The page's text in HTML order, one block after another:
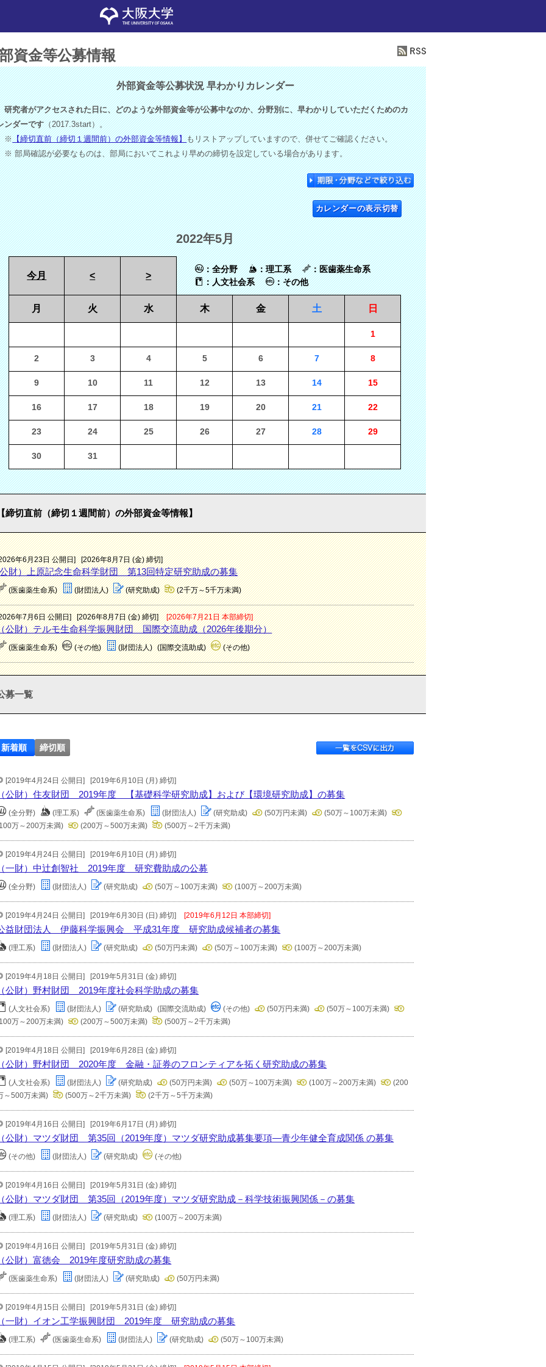
資金等公募情報
外部資金等公募状況 早わかりカレンダー
究者がアクセスされた日に、どのような外部資金等が公募中なのか、分野別に、早わかりしていただくためのカ
ンダーです（2017.3start）。
【締切直前（締切１週間前）の外部資金等情報】もリストアップしていますので、併せてご確認ください。
部局確認が必要なものは、部局においてこれより早めの締切を設定している場合があります。
カレンダーの表示切替
2022年5月
今月 < >
：全分野 ：理工系
：医歯薬生命系
：人文社会系
：その他
月 火 水 木 金 土 日
1
2 3 4 5 6 7 8
9 10 11 12 13 14 15
16 17 18 19 20 21 22
23 24 25 26 27 28 29
30 31
【締切直前（締切１週間前）の外部資金等情報】
年6月23日 公開日] [2026年8月7日 (金) 締切]
財）上原記念生命科学財団 第13回特定研究助成の募集
(医歯薬生命系) (財団法人) (研究助成) (2千万～5千万未満)
年7月6日 公開日] [2026年8月7日 (金) 締切] [2026年7月21日 本部締切]
公財）テルモ生命科学振興財団 国際交流助成（2026年後期分）
(医歯薬生命系) (その他) (財団法人) (国際交流助成) (その他)
募一覧
新着順 締切順
[2019年4月24日 公開日] [2019年6月10日 (月) 締切]
（公財）住友財団 2019年度 【基礎科学研究助成】および【環境研究助成】の募集
(全分野) (理工系) (医歯薬生命系) (財団法人) (研究助成) (50万円未満)
(50万～100万未満)
万～200万未満)
(200万～500万未満) (500万～2千万未満)
[2019年4月24日 公開日] [2019年6月10日 (月) 締切]
（一財）中辻創智社 2019年度 研究費助成の公募
(全分野) (財団法人) (研究助成) (50万～100万未満) (100万～200万未満)
[2019年4月24日 公開日] [2019年6月30日 (日) 締切] [2019年6月12日 本部締切]
益財団法人 伊藤科学振興会 平成31年度 研究助成候補者の募集
(理工系) (財団法人) (研究助成) (50万円未満) (50万～100万未満) (100万～200万未満)
[2019年4月18日 公開日] [2019年5月31日 (金) 締切]
（公財）野村財団 2019年度社会科学助成の募集
(人文社会系) (財団法人) (研究助成) (国際交流助成) (その他) (50万円未満)
(50万～100万未満)
万～200万未満)
(200万～500万未満) (500万～2千万未満)
[2019年4月18日 公開日] [2019年6月28日 (金) 締切]
（公財）野村財団 2020年度 金融・証券のフロンティアを拓く研究助成の募集
(人文社会系) (財団法人) (研究助成) (50万円未満) (50万～100万未満) (100万～200万未満)
(200
～500万未満)
(500万～2千万未満) (2千万～5千万未満)
[2019年4月16日 公開日] [2019年6月17日 (月) 締切]
（公財）マツダ財団 第35回（2019年度）マツダ研究助成募集要項―青少年健全育成関係 の募集
(その他) (財団法人) (研究助成) (その他)
[2019年4月16日 公開日] [2019年5月31日 (金) 締切]
（公財）マツダ財団 第35回（2019年度）マツダ研究助成－科学技術振興関係－の募集
(理工系) (財団法人) (研究助成) (100万～200万未満)
[2019年4月16日 公開日] [2019年5月31日 (金) 締切]
（公財）富徳会 2019年度研究助成の募集
(医歯薬生命系) (財団法人) (研究助成) (50万円未満)
[2019年4月15日 公開日] [2019年5月31日 (金) 締切]
（一財）イオン工学振興財団 2019年度 研究助成の募集
(理工系) (医歯薬生命系) (財団法人) (研究助成) (50万～100万未満)